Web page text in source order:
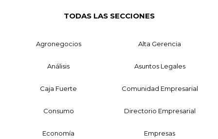
TODAS LAS SECCIONES
Agronegocios Alta Gerencia
Análisis Asuntos Legales
Caja Fuerte Comunidad Empresarial
Consumo Directorio Empresarial
Economía Empresas